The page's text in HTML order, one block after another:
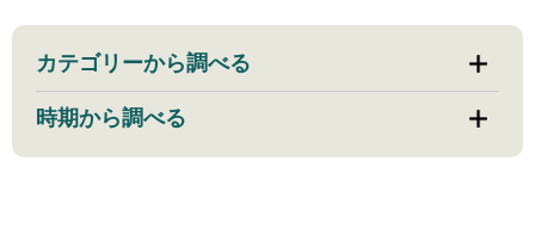
カテゴリーから調べる
時期から調べる